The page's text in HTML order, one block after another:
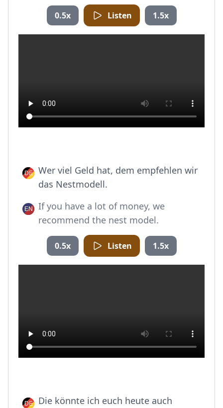
0.5x Listen 1.5x
Wer viel Geld hat, dem empfehlen wir
das Nestmodell.
If you have a lot of money, we
recommend the nest model.
0.5x Listen 1.5x
Die könnte ich euch heute auch